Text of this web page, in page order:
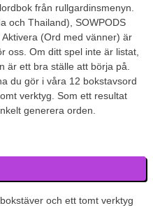
från rullgardinsmenyn.
och Thailand), SOWPODS
(Ord med vänner) är
oss. Om ditt spel inte är listat,
är ett bra ställe att börja på.
du gör i våra 12 bokstavsord
verktyg. Som ett resultat
generera orden.
och ett tomt verktyg